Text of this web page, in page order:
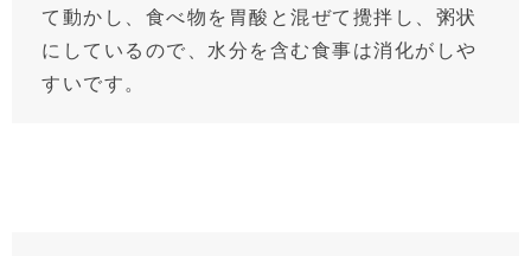
て動かし、食べ物を胃酸と混ぜて攪拌し、粥状
にしているので、水分を含む食事は消化がしや
すいです。